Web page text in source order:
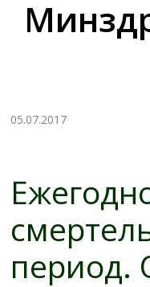
05.07.2017
период.